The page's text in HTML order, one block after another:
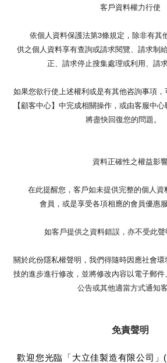
客戶資料權力行使
依個人資料保護法第3條規定，除非有其
供之個人資料享有查詢或請求閱覽、請求制
正、請求停止搜集處理或利用、請
如果您欲行使上述權利或是有其他咨詢事項
【顧客中心】中完成相關操作，或由客服中
將盡快回復您的問題
資料正確性之權益影
在此提醒您，客戶如未提供完整的個人資
會員，或是享受各項相應的會員優惠
如客戶提供之資料錯誤，亦不受此
關於此份隱私權聲明，我們得隨時因應社會
技的進步進行修改，並將修改內容以電子郵
公告或其他適當方式通知客
免責聲明
歡迎您光臨「大立佳製造有限公司」